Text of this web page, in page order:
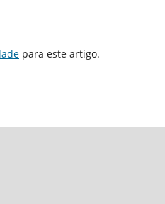
para este artigo.